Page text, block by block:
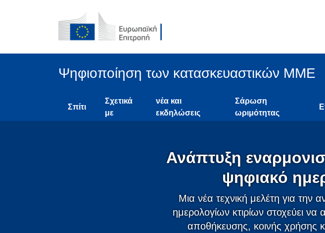
Ψηφιοποίηση των κατασκευαστικών ΜΜΕ
Σπίτι
Σχετικά
με
νέα και
εκδηλώσεις
Σάρωση
ωριμότητας
Ανάπτυξη
ψηφιακό
Μια νέα τεχνική μελέτη για
ημερολογίων κτιρίων στοχεύει να
αποθήκευσης, κοινής χρήσης